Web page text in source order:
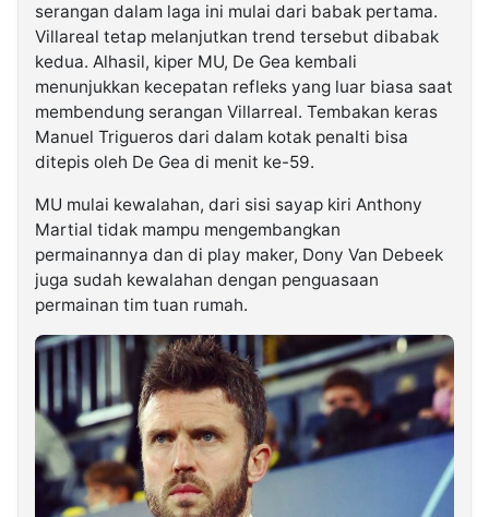
serangan dalam laga ini mulai dari babak pertama.
Villareal tetap melanjutkan trend tersebut dibabak
kedua. Alhasil, kiper MU, De Gea kembali
menunjukkan kecepatan refleks yang luar biasa saat
membendung serangan Villarreal. Tembakan keras
Manuel Trigueros dari dalam kotak penalti bisa
ditepis oleh De Gea di menit ke-59.
MU mulai kewalahan, dari sisi sayap kiri Anthony
Martial tidak mampu mengembangkan
permainannya dan di play maker, Dony Van Debeek
juga sudah kewalahan dengan penguasaan
permainan tim tuan rumah.